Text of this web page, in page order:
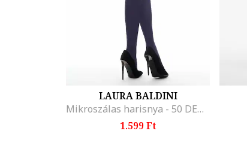
LAURA BALDINI
Mikroszálas harisnya - 50 DEN, Tengerészkék
1.599 Ft